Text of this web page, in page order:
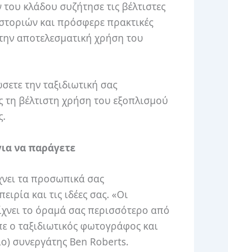
κλάδου συζήτησε τις βέλτιστες
και πρόσφερε πρακτικές
αποτελεσματική χρήση του
την ταξιδιωτική σας
βέλτιστη χρήση του εξοπλισμού
να παράγετε
τα προσωπικά σας
και τις ιδέες σας. «Οι
το όραμά σας περισσότερο από
ο ταξιδιωτικός φωτογράφος και
συνεργάτης Ben Roberts.